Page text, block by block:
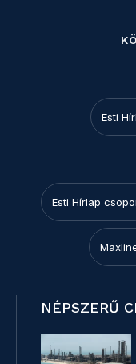
Esti
Esti Hírlap
NÉPSZERŰ